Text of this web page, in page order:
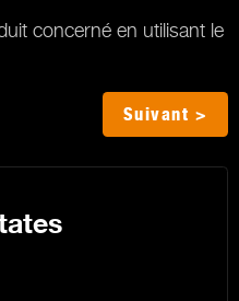
concerné en utilisant le
Suivant >